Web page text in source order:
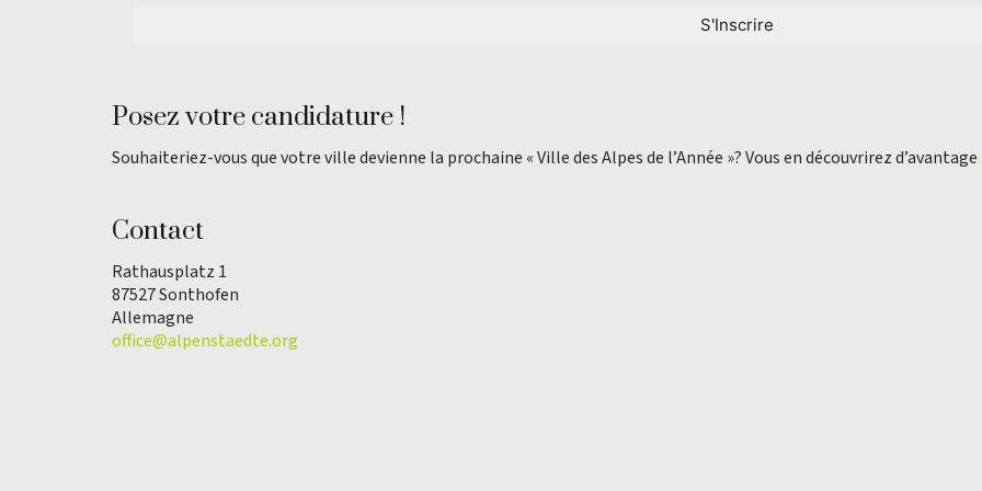
Posez votre candidature !
Souhaiteriez-vous que votre ville devienne la prochaine « Ville des Alpes de l’Année »? Vous en découvrirez d’avantage
Contact
Rathausplatz 1
87527 Sonthofen
Allemagne
office@alpenstaedte.org